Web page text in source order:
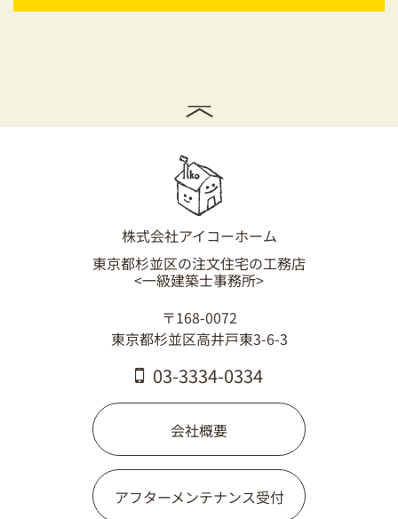
03-3334-0334
株式会社アイコーホーム
東京都杉並区の注文住宅の工務店
<一級建築士事務所>
〒168-0072
東京都杉並区高井戸東3-6-3
03-3334-0334
会社概要
アフターメンテナンス受付